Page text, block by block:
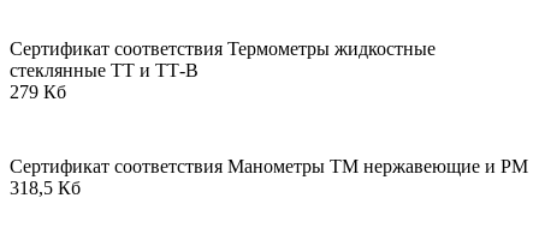
Сертификат соответствия Термометры жидкостные
стеклянные ТТ и ТТ-В
279 Кб
Сертификат соответствия Манометры ТМ нержавеющие и РМ
318,5 Кб